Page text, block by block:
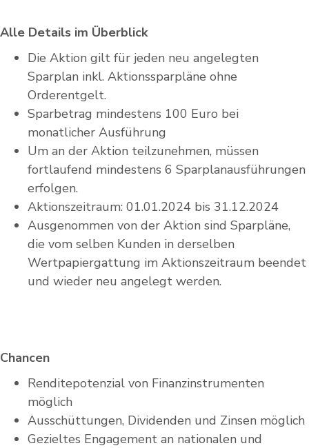
Alle Details im Überblick
Die Aktion gilt für jeden neu angelegten
Sparplan inkl. Aktionssparpläne ohne
Orderentgelt.
Sparbetrag mindestens 100 Euro bei
monatlicher Ausführung
Um an der Aktion teilzunehmen, müssen
fortlaufend mindestens 6 Sparplanausführungen
erfolgen.
Aktionszeitraum: 01.01.2024 bis 31.12.2024
Ausgenommen von der Aktion sind Sparpläne,
die vom selben Kunden in derselben
Wertpapiergattung im Aktionszeitraum beendet
und wieder neu angelegt werden.
Chancen
Renditepotenzial von Finanzinstrumenten
möglich
Ausschüttungen, Dividenden und Zinsen möglich
Gezieltes Engagement an nationalen und